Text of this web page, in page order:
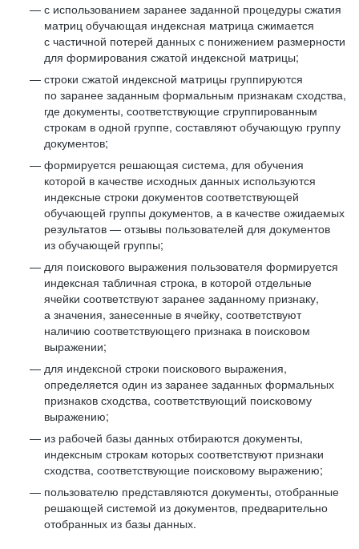
с использованием заранее заданной процедуры сжатия
матриц обучающая индексная матрица сжимается
с частичной потерей данных с понижением размерности
для формирования сжатой индексной матрицы;
строки сжатой индексной матрицы группируются
по заранее заданным формальным признакам сходства,
где документы, соответствующие сгруппированным
строкам в одной группе, составляют обучающую группу
документов;
формируется решающая система, для обучения
которой в качестве исходных данных используются
индексные строки документов соответствующей
обучающей группы документов, а в качестве ожидаемых
результатов — отзывы пользователей для документов
из обучающей группы;
для поискового выражения пользователя формируется
индексная табличная строка, в которой отдельные
ячейки соответствуют заранее заданному признаку,
а значения, занесенные в ячейку, соответствуют
наличию соответствующего признака в поисковом
выражении;
для индексной строки поискового выражения,
определяется один из заранее заданных формальных
признаков сходства, соответствующий поисковому
выражению;
из рабочей базы данных отбираются документы,
индексным строкам которых соответствуют признаки
сходства, соответствующие поисковому выражению;
пользователю представляются документы, отобранные
решающей системой из документов, предварительно
отобранных из базы данных.